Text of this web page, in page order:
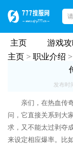
主页 游戏
主页 > 职业介绍 >
发布时
亲们，在热血传
问，它直接关系到大
求，又不能太过剥夺
来设定相应爆率。比